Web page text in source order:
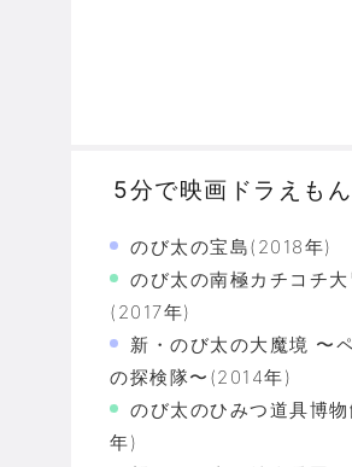
5分で映画ドラえも
のび太の宝島(2018年)
のび太の南極カチコチ大
(2017年)
新・のび太の大魔境 〜
の探検隊〜(2014年)
のび太のひみつ道具博
年)